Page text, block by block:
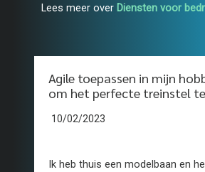
Lees meer over Diensten voor
Agile toepassen in mijn
om het perfecte treinstel
10/02/2023
Ik heb thuis een modelbaan en